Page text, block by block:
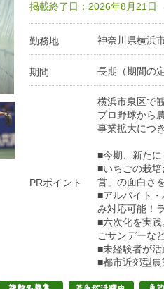
掲載終了日：2026年8月21
勤務地 神奈川県横浜
期間 長期（期間の
PRポイント
横浜市泉区で
プロ野球から
事業拡大につ
■今期、新たに
■いちごの栽
営」の面白さ
■アルバイト
み対応可能！
■六次化を実
ごサンデーな
■未経験者が
■都市近郊型農